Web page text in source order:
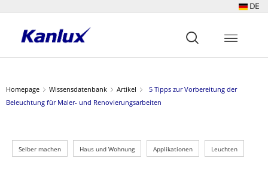
DE
główna
Homepage Wissensdatenbank Artikel
5 Tipps zur Vorbereitung der
Beleuchtung für Maler- und Renovierungsarbeiten
Selber machen Haus und Wohnung Applikationen Leuchten